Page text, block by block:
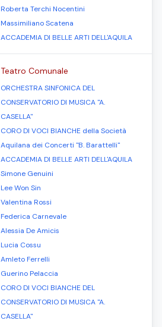
Roberta Terchi Nocentini
Massimiliano Scatena
ACCADEMIA DI BELLE ARTI DELL'AQUILA
Teatro Comunale
ORCHESTRA SINFONICA DEL
CONSERVATORIO DI MUSICA "A.
CASELLA"
CORO DI VOCI BIANCHE della Società
Aquilana dei Concerti "B. Barattelli"
ACCADEMIA DI BELLE ARTI DELL'AQUILA
Simone Genuini
Lee Won Sin
Valentina Rossi
Federica Carnevale
Alessia De Amicis
Lucia Cossu
Amleto Ferrelli
Guerino Pelaccia
CORO DI VOCI BIANCHE DEL
CONSERVATORIO DI MUSICA "A.
CASELLA"